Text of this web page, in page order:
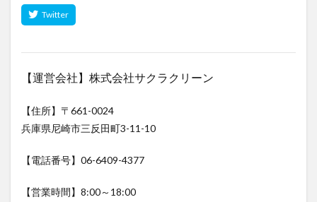
【運営会社】株式会社サクラクリーン
【住所】〒661-0024
兵庫県尼崎市三反田町3-11-10
【電話番号】06-6409-4377
【営業時間】8:00～18:00